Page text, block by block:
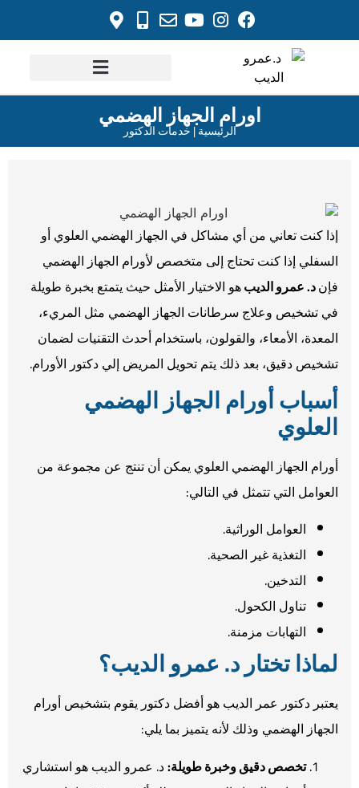
اورام الجهاز الهضمي
الرئيسية | خدمات الدكتور
إذا كنت تعاني من أي مشاكل في الجهاز الهضمي العلوي أو
السفلي إذا كنت تحتاج إلى متخصص لأورام الجهاز الهضمي
فإند. عمرو الديبهو الاختيار الأمثل حيث يتمتع بخبرة طويلة
في تشخيص وعلاج سرطانات الجهاز الهضمي مثل المريء،
المعدة، الأمعاء، والقولون، باستخدام أحدث التقنيات لضمان
تشخيص دقيق، بعد ذلك يتم تحويل المريض إلي دكتور الأورام.
أسباب أورام الجهاز الهضمي
العلوي
أورام الجهاز الهضمي العلوي يمكن أن تنتج عن مجموعة من
العوامل التي تتمثل في التالي:
العوامل الوراثية.
التغذية غير الصحية.
التدخين.
تناول الكحول.
التهابات مزمنة.
لماذا تختار د. عمرو الديب؟
يعتبر دكتور عمر الديب هو أفضل دكتور يقوم بتشخيص أورام
الجهاز الهضمي وذلك لأنه يتميز بما يلي:
تخصص دقيق وخبرة طويلة:د. عمرو الديب هو استشاري